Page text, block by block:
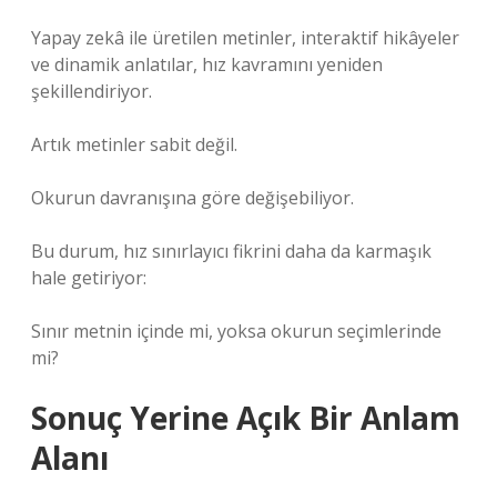
Yapay zekâ ile üretilen metinler, interaktif hikâyeler
ve dinamik anlatılar, hız kavramını yeniden
şekillendiriyor.
Artık metinler sabit değil.
Okurun davranışına göre değişebiliyor.
Bu durum, hız sınırlayıcı fikrini daha da karmaşık
hale getiriyor:
Sınır metnin içinde mi, yoksa okurun seçimlerinde
mi?
Sonuç Yerine Açık Bir Anlam
Alanı